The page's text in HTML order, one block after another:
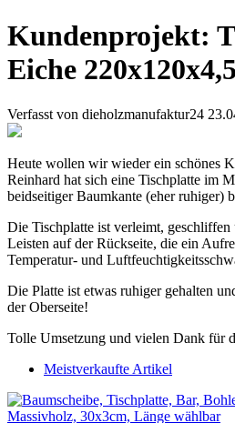
Kundenprojekt:
Eiche
Verfasst von dieholzmanufaktur24
Heute wollen wir wieder ein schönes
Reinhard hat sich eine Tischplatte im
beidseitiger Baumkante (eher ruhiger)
Die Tischplatte ist verleimt, geschliffen
Leisten auf der Rückseite, die ein
Temperatur- und
Die Platte ist etwas ruhiger gehalten
der Oberseite!
Tolle Umsetzung und vielen Dank für
Meistverkaufte Artikel